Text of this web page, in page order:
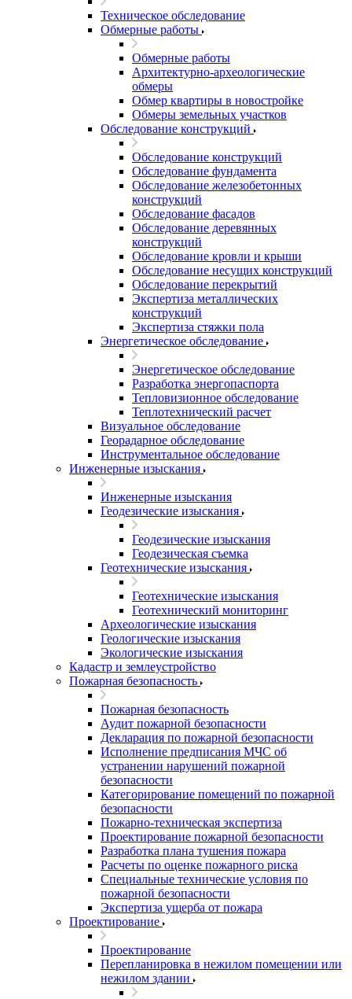
Техническое обследование
Обмерные работы
Обмерные работы
Архитектурно-археологические
обмеры
Обмер квартиры в новостройке
Обмеры земельных участков
Обследование конструкций
Обследование конструкций
Обследование фундамента
Обследование железобетонных
конструкций
Обследование фасадов
Обследование деревянных
конструкций
Обследование кровли и крыши
Обследование несущих конструкций
Обследование перекрытий
Экспертиза металлических
конструкций
Экспертиза стяжки пола
Энергетическое обследование
Энергетическое обследование
Разработка энергопаспорта
Тепловизионное обследование
Теплотехнический расчет
Визуальное обследование
Георадарное обследование
Инструментальное обследование
Инженерные изыскания
Инженерные изыскания
Геодезические изыскания
Геодезические изыскания
Геодезическая съемка
Геотехнические изыскания
Геотехнические изыскания
Геотехнический мониторинг
Археологические изыскания
Геологические изыскания
Экологические изыскания
Кадастр и землеустройство
Пожарная безопасность
Пожарная безопасность
Аудит пожарной безопасности
Декларация по пожарной безопасности
Исполнение предписания МЧС об
устранении нарушений пожарной
безопасности
Категорирование помещений по пожарной
безопасности
Пожарно-техническая экспертиза
Проектирование пожарной безопасности
Разработка плана тушения пожара
Расчеты по оценке пожарного риска
Специальные технические условия по
пожарной безопасности
Экспертиза ущерба от пожара
Проектирование
Проектирование
Перепланировка в нежилом помещении или
нежилом здании